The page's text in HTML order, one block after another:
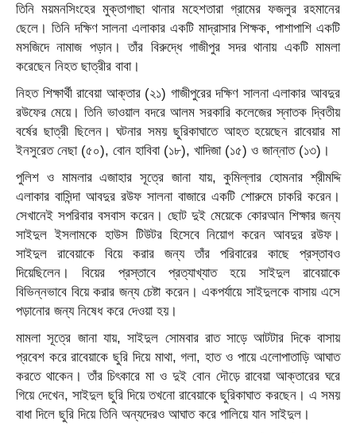
তিনি ময়মনসিংহের মুক্তাগাছা থানার মহেশতারা গ্রামের ফজলুর রহমানের
ছেলে। তিনি দক্ষিণ সালনা এলাকার একটি মাদ্রাসার শিক্ষক, পাশাপাশি একটি
মসজিদে নামাজ পড়ান। তাঁর বিরুদ্ধে গাজীপুর সদর থানায় একটি মামলা
করেছেন নিহত ছাত্রীর বাবা।
নিহত শিক্ষার্থী রাবেয়া আক্তার (২১) গাজীপুরের দক্ষিণ সালনা এলাকার আবদুর
রউফের মেয়ে। তিনি ভাওয়াল বদরে আলম সরকারি কলেজের স্নাতক দ্বিতীয়
বর্ষের ছাত্রী ছিলেন। ঘটনার সময় ছুরিকাঘাতে আহত হয়েছেন রাবেয়ার মা
ইনসুরেত নেছা (৫০), বোন হাবিবা (১৮), খাদিজা (১৫) ও জান্নাত (১৩)।
পুলিশ ও মামলার এজাহার সূত্রে জানা যায়, কুমিল্লার হোমনার শ্রীমদ্দি
এলাকার বাসিন্দা আবদুর রউফ সালনা বাজারে একটি শোরুমে চাকরি করেন।
সেখানেই সপরিবার বসবাস করেন। ছোট দুই মেয়েকে কোরআন শিক্ষার জন্য
সাইদুল ইসলামকে হাউস টিউটর হিসেবে নিয়োগ করেন আবদুর রউফ।
সাইদুল রাবেয়াকে বিয়ে করার জন্য তাঁর পরিবারের কাছে প্রস্তাবও
দিয়েছিলেন। বিয়ের প্রস্তাবে প্রত্যাখ্যাত হয়ে সাইদুল রাবেয়াকে
বিভিন্নভাবে বিয়ে করার জন্য চেষ্টা করেন। একপর্যায়ে সাইদুলকে বাসায় এসে
পড়ানোর জন্য নিষেধ করে দেওয়া হয়।
মামলা সূত্রে জানা যায়, সাইদুল সোমবার রাত সাড়ে আটটার দিকে বাসায়
প্রবেশ করে রাবেয়াকে ছুরি দিয়ে মাথা, গলা, হাত ও পায়ে এলোপাতাড়ি আঘাত
করতে থাকেন। তাঁর চিৎকারে মা ও দুই বোন দৌড়ে রাবেয়া আক্তারের ঘরে
গিয়ে দেখেন, সাইদুল ছুরি দিয়ে তখনো রাবেয়াকে ছুরিকাঘাত করছেন। এ সময়
বাধা দিলে ছুরি দিয়ে তিনি অন্যদেরও আঘাত করে পালিয়ে যান সাইদুল।